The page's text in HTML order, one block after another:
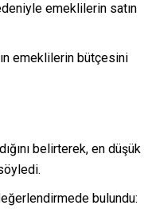
emeklilerin satın
emeklilerin bütçesini
belirterek, en düşük
bulundu: